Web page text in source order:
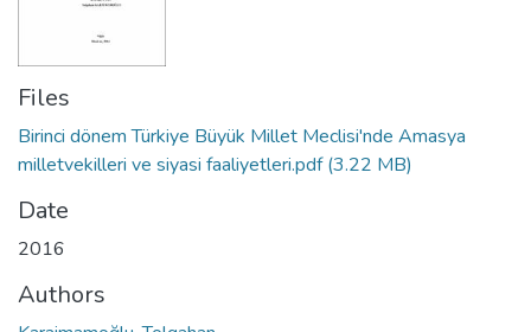
Files
Birinci dönem Türkiye Büyük Millet Meclisi'nde Amasya
milletvekilleri ve siyasi faaliyetleri.pdf(3.22 MB)
Date
2016
Authors